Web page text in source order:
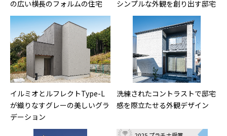
の広い横長のフォルムの住宅
シンプルな外観を創り出す邸宅
イルミオとルフレクトType-L
が織りなすグレーの美しいグラ
デーション
洗練されたコントラストで邸宅
感を際立たせる外観デザイン